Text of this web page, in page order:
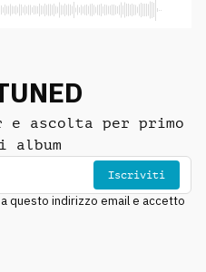
ascolta per primo
album
Iscriviti
questo indirizzo email e accetto